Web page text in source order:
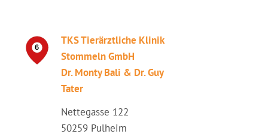
TKS Tierärztliche Klinik
Stommeln GmbH
Dr. Monty Bali & Dr. Guy
Tater
Nettegasse 122
50259 Pulheim